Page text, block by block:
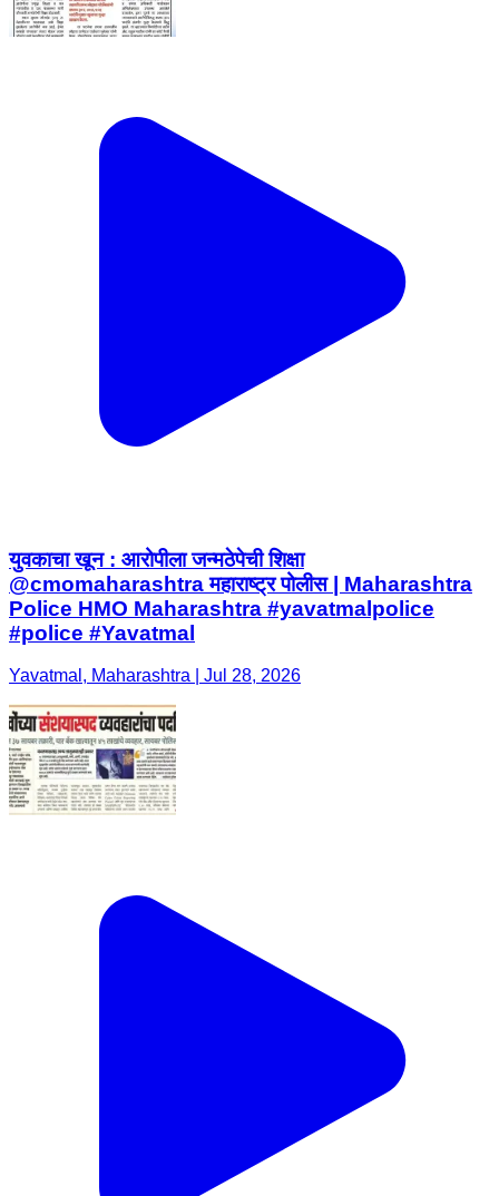
युवकाचा खून : आरोपीला जन्मठेपेची शिक्षा
@cmomaharashtra महाराष्ट्र पोलीस | Maharashtra
Police HMO Maharashtra #yavatmalpolice
#police #Yavatmal
Yavatmal, Maharashtra | Jul 28, 2026